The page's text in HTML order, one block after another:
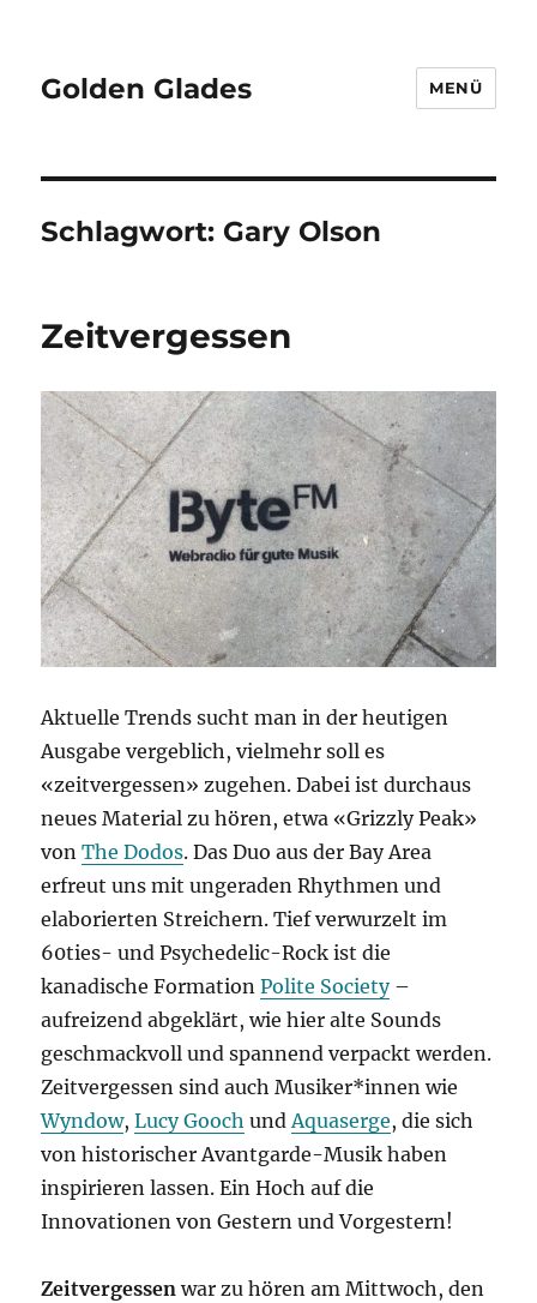
Golden Glades MENÜ
Schlagwort: Gary Olson
Zeitvergessen
Aktuelle Trends sucht man in der heutigen
Ausgabe vergeblich, vielmehr soll es
«zeitvergessen» zugehen. Dabei ist durchaus
neues Material zu hören, etwa «Grizzly Peak»
vonThe Dodos. Das Duo aus der Bay Area
erfreut uns mit ungeraden Rhythmen und
elaborierten Streichern. Tief verwurzelt im
60ties- und Psychedelic-Rock ist die
kanadische FormationPolite Society–
aufreizend abgeklärt, wie hier alte Sounds
geschmackvoll und spannend verpackt werden.
Zeitvergessen sind auch Musiker*innen wie
Wyndow,Lucy Gooch undAquaserge, die sich
von historischer Avantgarde-Musik haben
inspirieren lassen. Ein Hoch auf die
Innovationen von Gestern und Vorgestern!
Zeitvergessenwar zu hören am Mittwoch, den